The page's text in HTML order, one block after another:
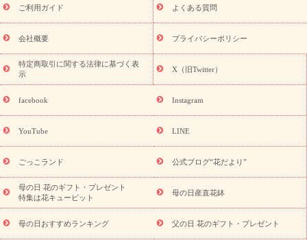
敬老の日におくる花ギフト・プレゼント特集
花ギフト・プレゼント特集
敬老の日 花のおすすめランキング
敬
老の日 花鉢植えのギフト・プレゼント特集
敬老の日 花とセットギ
フト・プレゼント特集
敬老の日の花 全てのギフト一覧
キャン
ペーン
「きょう誕生日なんです」キャンペーン
探す
誕生日フラワーギフト 誕生日フラワーギフト特集
誕生
日フラワーギフト商品一覧
ユリ トルコキキョウ
誕生花(トルコキキョウ)
9月の誕生花(リンドウ)
誕生日セット
ギフト
「きょう誕生日なんです」キャンペーン
用途から探す お祝いの花特集 当日配達特急便
お祝い商品
一覧
お祝い 新築・引っ越し祝い
結婚記念日
結婚祝い 出産祝い 退院祝い・快気祝い
還暦
祝い・長寿祝い
プチギフト ペットのお祝いフラワー
元・暑中見舞い
敬老の日
お供え
お供え・お悔やみ商品一覧 お供え・お悔やみの花
十九日法要以降に贈る花
通夜・葬儀に贈る花
お供え お花とセッ
ご利用ガイド よくある質問
会社概要 プライバシーポリシー
特定商取引に関する法律に基づく表
示
X（旧Twitter）
facebook Instagram
YouTube LINE
ごっこランド 公式ブログ“花だより”
母の日 花のギフト・プレゼント
特集は花キューピット
母の日産直花鉢
母の日おすすめランキング 父の日 花のギフト・プレゼント